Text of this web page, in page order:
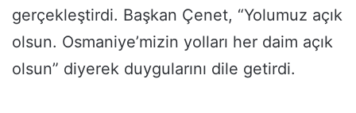
gerçekleştirdi. Başkan Çenet, “Yolumuz açık
olsun. Osmaniye’mizin yolları her daim açık
olsun” diyerek duygularını dile getirdi.